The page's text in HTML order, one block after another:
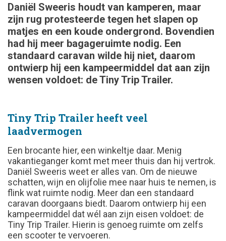
Daniël Sweeris houdt van kamperen, maar
zijn rug protesteerde tegen het slapen op
matjes en een koude ondergrond. Bovendien
had hij meer bagageruimte nodig. Een
standaard caravan wilde hij niet, daarom
ontwierp hij een kampeermiddel dat aan zijn
wensen voldoet: de Tiny Trip Trailer.
Tiny Trip Trailer heeft veel
laadvermogen
Een brocante hier, een winkeltje daar. Menig
vakantieganger komt met meer thuis dan hij vertrok.
Daniël Sweeris weet er alles van. Om de nieuwe
schatten, wijn en olijfolie mee naar huis te nemen, is
flink wat ruimte nodig. Meer dan een standaard
caravan doorgaans biedt. Daarom ontwierp hij een
kampeermiddel dat wél aan zijn eisen voldoet: de
Tiny Trip Trailer. Hierin is genoeg ruimte om zelfs
een scooter te vervoeren.